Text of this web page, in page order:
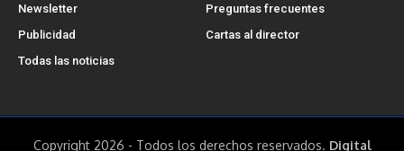
Newsletter
Preguntas frecuentes
Publicidad
Cartas al director
Todas las noticias
Copyright 2026 - Todos los derechos reservados. Digital